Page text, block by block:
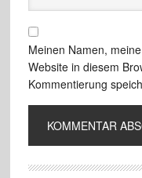
Meinen Namen,
Website in diesem
Kommentierung